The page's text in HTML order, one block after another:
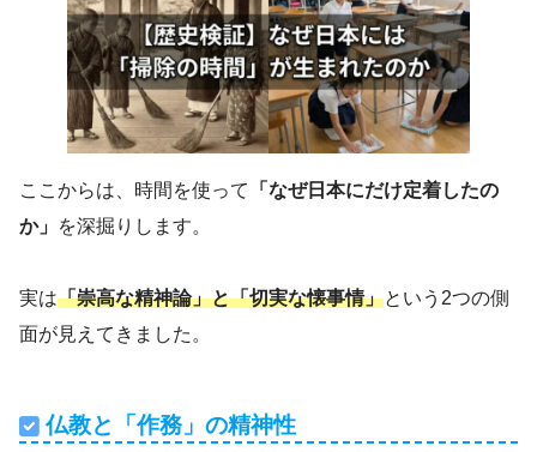
ここからは、時間を使って
「なぜ日本にだけ定着したの
か」 を深掘りします。
実は「崇高な精神論」と「切実な懐事情」という2つの側
面が見えてきました。
仏教と「作務」の精神性